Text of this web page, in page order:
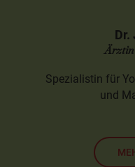
Dr.
Spezialistin für
und